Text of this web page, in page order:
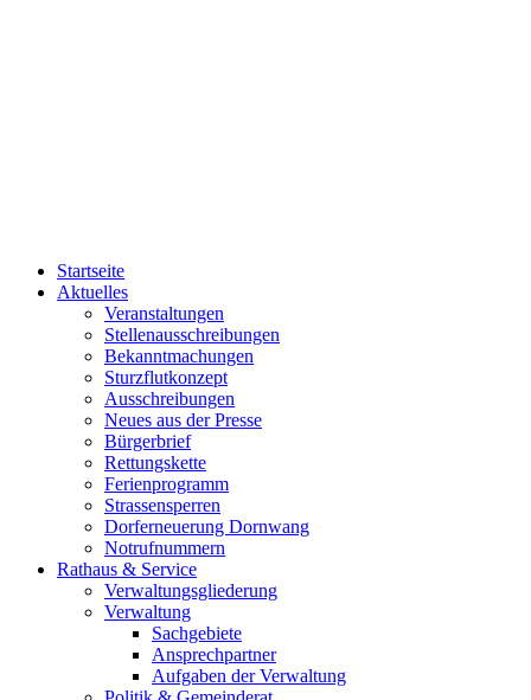
Startseite
Aktuelles
Veranstaltungen
Stellenausschreibungen
Bekanntmachungen
Sturzflutkonzept
Ausschreibungen
Neues aus der Presse
Bürgerbrief
Rettungskette
Ferienprogramm
Strassensperren
Dorferneuerung Dornwang
Notrufnummern
Rathaus & Service
Verwaltungsgliederung
Verwaltung
Sachgebiete
Ansprechpartner
Aufgaben der Verwaltung